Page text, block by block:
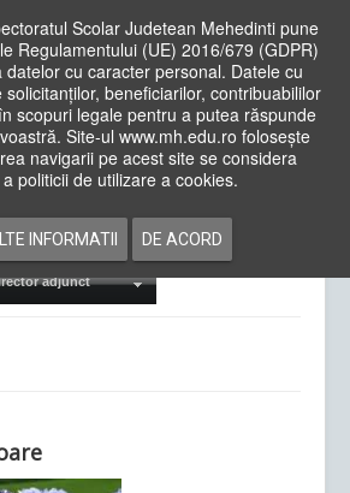
Scolar Judetean Mehedinti pune
Regulamentului (UE) 2016/679 (GDPR)
cu caracter personal. Datele cu
beneficiarilor, contribuabililor
scopuri legale pentru a putea răspunde
Site-ul www.mh.edu.ro folosește
navigarii pe acest site se considera
politicii de utilizare a cookies.
INFORMATII DE ACORD
Cadre Didactice
adjunct